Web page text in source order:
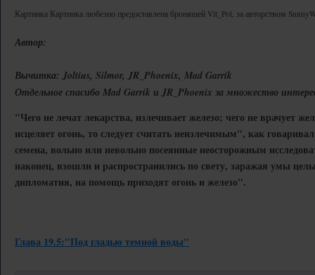
Картинка Картинка любезно предоставлена броняшей Vit_Pol, за авторством
Автор:
Вычитка: Joltius, Silmor, JR_Phoenix, Mad Garrik
Отдельное спасибо Mad Garrik и JR_Phoenix за множество
"Чего не лечат лекарства, излечивает железо; чего не врачует
исцеляет огонь, то следует считать неизлечимым", как
семена, вольно или невольно посеянные неосторожным
наконец, взошли и распространились по свету, заражая умы
дипломатия, на помощь приходят огонь и железо".
Глава 19.5:"Под гладью темной воды"